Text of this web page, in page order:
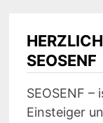
SEOSENF
SEOSENF
Einsteiger